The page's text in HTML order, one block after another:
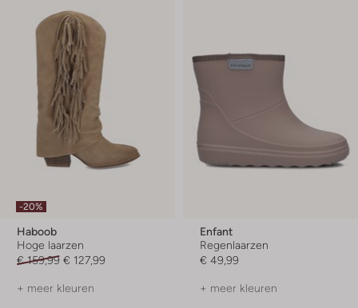
-20%
Haboob
Hoge laarzen
€ 159,99 € 127,99
+ meer kleuren
Enfant
Regenlaarzen
€ 49,99
+ meer kleuren